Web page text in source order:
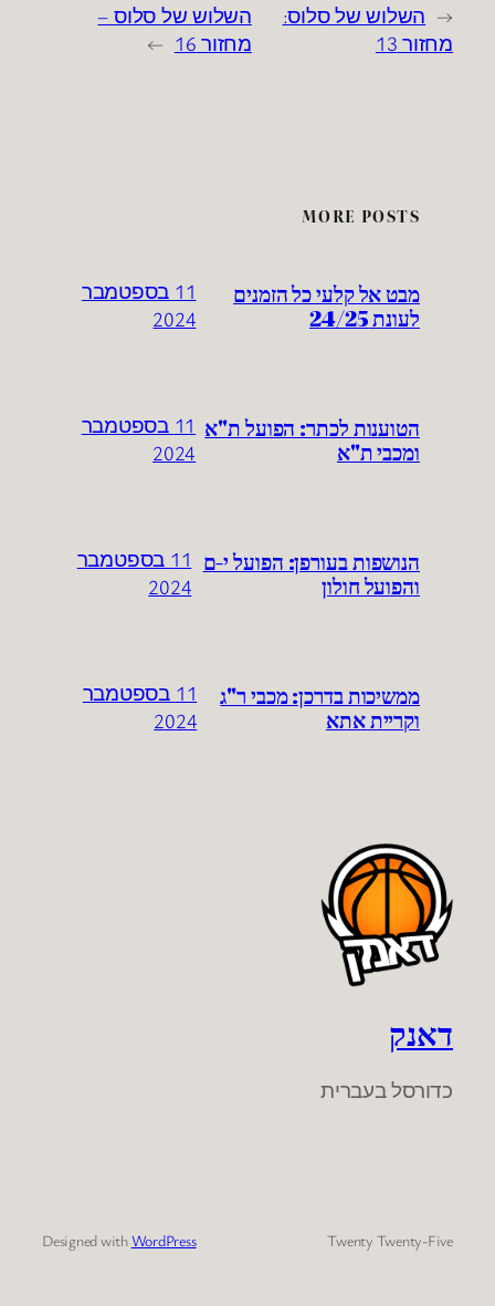
← השלוש של סלוס:
מחזור 13
השלוש של סלוס –
מחזור 16
→
MORE POSTS
מבט אל קלעי כל הזמנים
לעונת 24/25
11 בספטמבר
2024
הטוענות לכתר: הפועל ת"א
ומכבי ת"א
11 בספטמבר
2024
הנושפות בעורפן: הפועל י-ם
והפועל חולון
11 בספטמבר
2024
ממשיכות בדרכן: מכבי ר"ג
וקריית אתא
11 בספטמבר
2024
דאנק
כדורסל בעברית
Twenty Twenty-Five
Designed with WordPress